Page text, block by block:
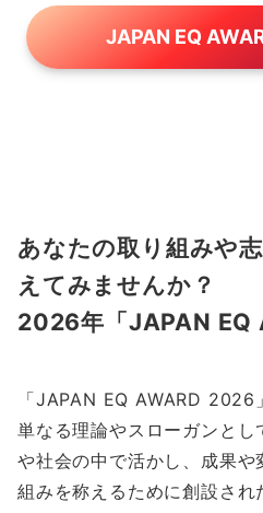
JAPAN EQ
あなたの取り組みや
えてみませんか？
2026年「JAPAN EQ
「JAPAN EQ AWARD 2026
単なる理論やスローガンと
や社会の中で活かし、成果や
組みを称えるために創設され